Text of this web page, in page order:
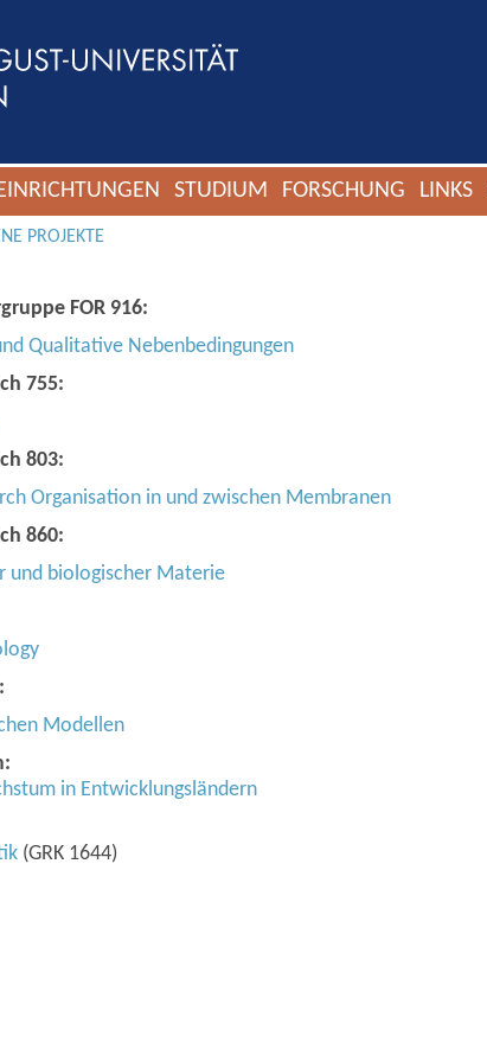
STUDIUM FORSCHUNG LINKS
PROJEKTE
FOR 916:
Qualitative Nebenbedingungen
755:
803:
Organisation in und zwischen Membranen
860:
und biologischer Materie
Modellen
in Entwicklungsländern
(GRK 1644)